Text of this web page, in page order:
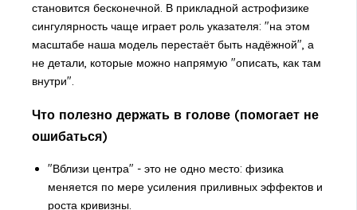
становится бесконечной. В прикладной астрофизике
сингулярность чаще играет роль указателя: "на этом
масштабе наша модель перестаёт быть надёжной", а
не детали, которые можно напрямую "описать, как там
внутри".
Что полезно держать в голове (помогает не
ошибаться)
"Вблизи центра" - это не одно место: физика
меняется по мере усиления приливных эффектов и
роста кривизны.